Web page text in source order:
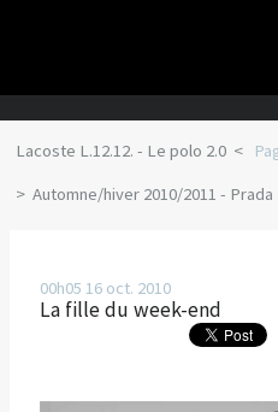
Lacoste L.12.12. - Le polo 2.0
Automne/hiver 2010/2011 - Prada
00h05 16 oct. 2010
La fille du week-end